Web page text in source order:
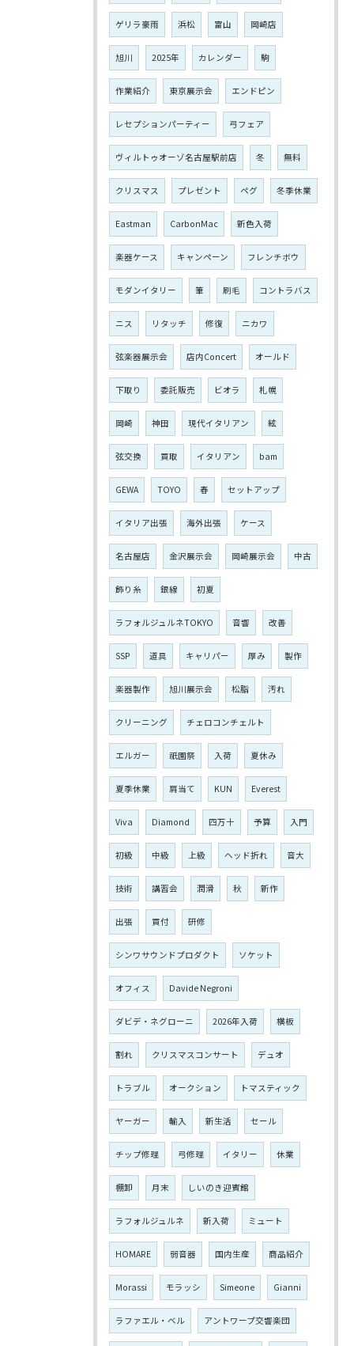
ゲリラ豪雨 浜松 富山 岡崎店
旭川 2025年 カレンダー 駒
作業紹介 東京展示会 エンドピン
レセプションパーティー 弓フェア
ヴィルトゥオーゾ名古屋駅前店 冬 無料
クリスマス プレゼント ペグ 冬季休業
Eastman CarbonMac 新色入荷
楽器ケース キャンペーン フレンチボウ
モダンイタリー 筆 刷毛 コントラバス
ニス リタッチ 修復 ニカワ
弦楽器展示会 店内Concert オールド
下取り 委託販売 ビオラ 札幌
岡崎 神田 現代イタリアン 絃
弦交換 買取 イタリアン bam
GEWA TOYO 春 セットアップ
イタリア出張 海外出張 ケース
名古屋店 金沢展示会 岡崎展示会 中古
飾り糸 銀線 初夏
ラフォルジュルネTOKYO 音響 改善
SSP 道具 キャリパー 厚み 製作
楽器製作 旭川展示会 松脂 汚れ
クリーニング チェロコンチェルト
エルガー 祇園祭 入荷 夏休み
夏季休業 肩当て KUN Everest
Viva Diamond 四万十 予算 入門
初級 中級 上級 ヘッド折れ 音大
技術 講習会 潤滑 秋 新作
出張 買付 研修
シンワサウンドプロダクト ソケット
オフィス Davide Negroni
ダビデ・ネグローニ 2026年入荷 横板
割れ クリスマスコンサート デュオ
トラブル オークション トマスティック
ヤーガー 輸入 新生活 セール
チップ修理 弓修理 イタリー 休業
棚卸 月末 しいのき迎賓館
ラフォルジュルネ 新入荷 ミュート
HOMARE 弱音器 国内生産 商品紹介
Morassi モラッシ Simeone Gianni
ラファエル・ベル アントワープ交響楽団